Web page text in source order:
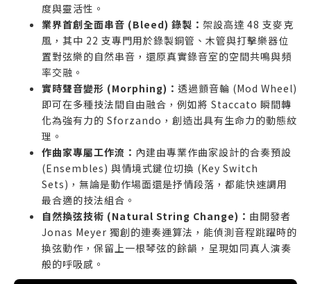
度與靈活性。
業界首創全面串音 (Bleed) 錄製： 架設高達 48 支麥克
風，其中 22 支專門用於錄製銅管、木管與打擊樂器位
置對弦樂的自然串音，還原真實錄音室的空間共鳴與頻
率交融。
實時聲音變形 (Morphing)： 透過顫音輪 (Mod Wheel)
即可在多種技法間自由融合，例如將 Staccato 瞬間轉
化為強有力的 Sforzando，創造出具有生命力的動態紋
理。
作曲家專屬工作流： 內建由專業作曲家設計的合奏預設
(Ensembles) 與情境式鍵位切換 (Key Switch
Sets)，無論是動作場面還是抒情段落，都能快速調用
最合適的技法組合。
自然換弦技術 (Natural String Change)： 由開發者
Jonas Meyer 獨創的連奏運算法，能偵測音程跳躍時的
換弦動作，保留上一根琴弦的餘韻，呈現如同真人演奏
般的呼吸感。